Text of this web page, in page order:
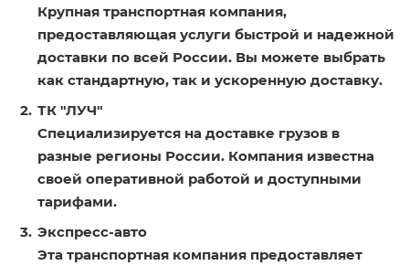
Крупная транспортная компания,
предоставляющая услуги быстрой и надежной
доставки по всей России. Вы можете выбрать
как стандартную, так и ускоренную доставку.
ТК "ЛУЧ"
Специализируется на доставке грузов в
разные регионы России. Компания известна
своей оперативной работой и доступными
тарифами.
Экспресс-авто
Эта транспортная компания предоставляет